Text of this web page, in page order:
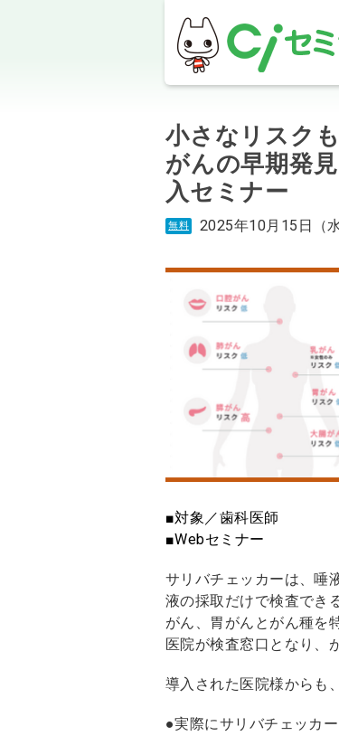
小さなリスク
がんの早期発
入セミナー
無料 2025年10月15日（
■対象／歯科医師
■Webセミナー
サリバチェッカーは、唾
液の採取だけで検査でき
がん、胃がんとがん種を
医院が検査窓口となり、
導入された医院様からも
●実際にサリバチェッカ